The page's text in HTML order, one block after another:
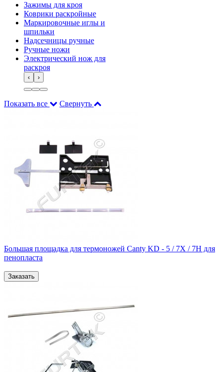
Зажимы для кроя
Коврики раскройные
Маркировочные иглы и
шпильки
Надсечницы ручные
Ручные ножи
Электрический нож для
раскроя
‹ ›
Показать все Свернуть
Большая площадка для термоножей Canty KD - 5 / 7X / 7H для
пенопласта